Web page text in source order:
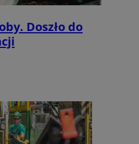
Doszło do